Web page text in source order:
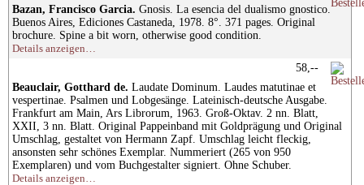
Bazan, Francisco Garcia. Gnosis. La esencia del dualismo gnostico.
Buenos Aires, Ediciones Castaneda, 1978. 8°. 371 pages. Original
brochure. Spine a bit worn, otherwise good condition.
Details anzeigen…
Beauclair, Gotthard de. Laudate Dominum. Laudes matutinae et
vespertinae. Psalmen und Lobgesänge. Lateinisch-deutsche Ausgabe.
Frankfurt am Main, Ars Librorum, 1963. Groß-Oktav. 2 nn. Blatt,
XXII, 3 nn. Blatt. Original Pappeinband mit Goldprägung und Original
Umschlag, gestaltet von Hermann Zapf. Umschlag leicht fleckig,
ansonsten sehr schönes Exemplar. Nummeriert (265 von 950
Exemplaren) und vom Buchgestalter signiert. Ohne Schuber.
Details anzeigen…
58,--